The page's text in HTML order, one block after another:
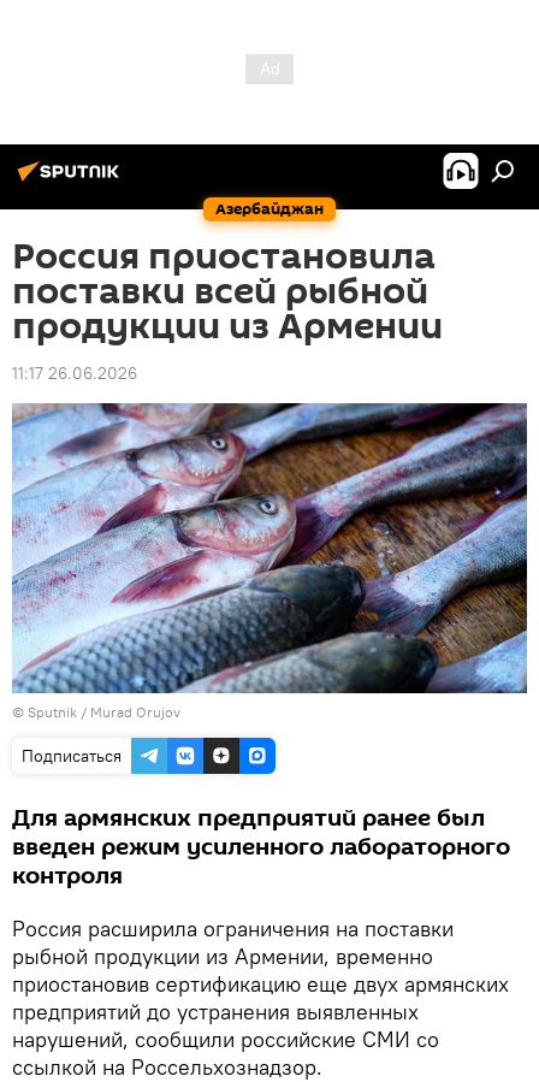
Азербайджан
Россия приостановила
поставки всей рыбной
продукции из Армении
11:17 26.06.2026
© Sputnik / Murad Orujov
Подписаться
Для армянских предприятий ранее был
введен режим усиленного лабораторного
контроля
Россия расширила ограничения на поставки
рыбной продукции из Армении, временно
приостановив сертификацию еще двух армянских
предприятий до устранения выявленных
нарушений, сообщили российские СМИ со
ссылкой на Россельхознадзор.